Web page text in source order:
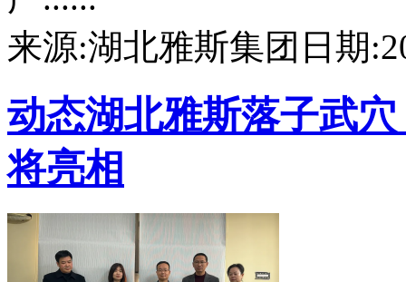
来源:湖北雅斯集团 日期
动态湖北雅斯落子武
将亮相